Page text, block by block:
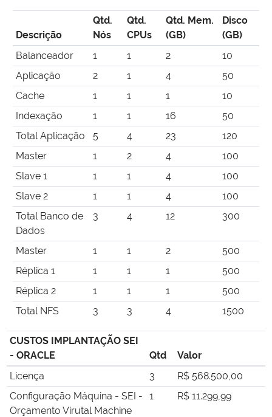
Descrição
Qtd.
Nós
Qtd.
CPUs
Qtd. Mem.
(GB)
Disco
(GB)
Balanceador
1 1 2
10
Aplicação
2 1 4
50
Cache
1 1 1
10
Indexação
1 1 16
50
Total Aplicação
5 4 23
120
Master
1 2 4
100
Slave 1
1 1 4
100
Slave 2
1 1 4
100
Total Banco de
Dados
3 4 12 300
Master 1 1 2
500
Réplica 1
1 1 1
500
Réplica 2
1 1 1
500
Total NFS
3 3 4 1500
CUSTOS IMPLANTAÇÃO SEI
- ORACLE
Qtd
Valor
Licença
3
R$ 568.500,00
Configuração Máquina - SEI -
Orçamento Virutal Machine
1 R$ 11.299,99